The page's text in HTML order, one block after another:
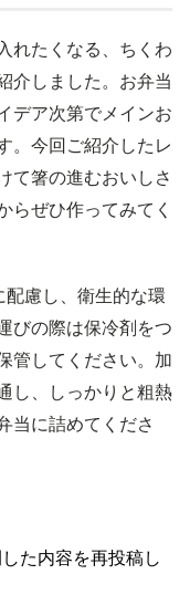
れたくなる、ちくわ
介しました。お弁当
デア次第でメインお
。今回ご紹介したレ
て箸の進むおいしさ
らぜひ作ってみてく
慮し、衛生的な環
びの際は保冷剤をつ
管してください。加
し、しっかりと粗熱
当に詰めてくださ
た内容を再投稿し